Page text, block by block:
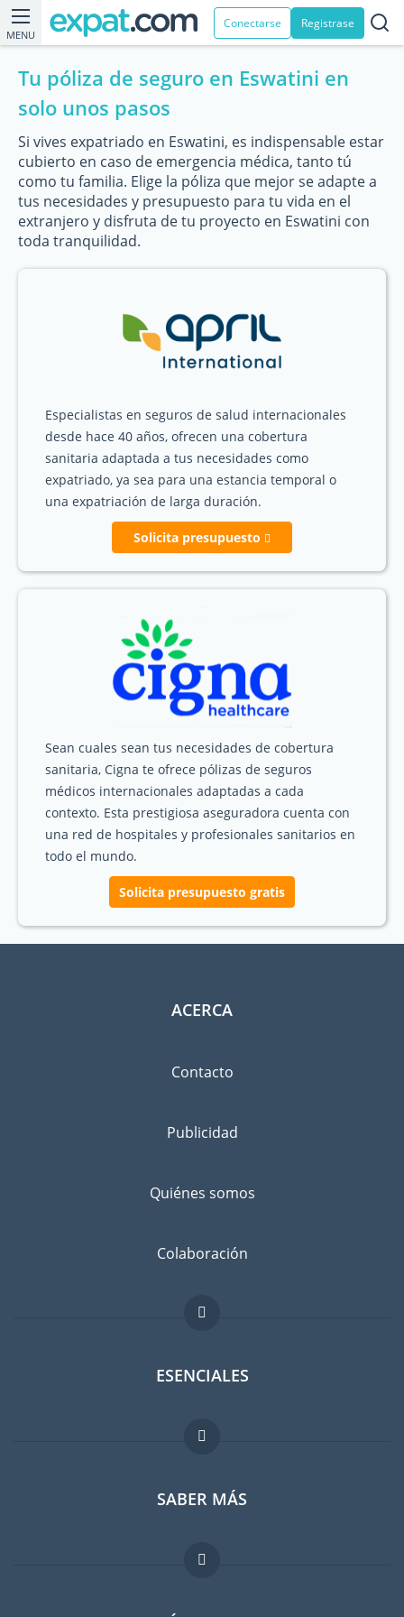
MENU
Conectarse Registrase
Tu póliza de seguro en Eswatini en
solo unos pasos
Si vives expatriado en Eswatini, es indispensable estar
cubierto en caso de emergencia médica, tanto tú
como tu familia. Elige la póliza que mejor se adapte a
tus necesidades y presupuesto para tu vida en el
extranjero y disfruta de tu proyecto en Eswatini con
toda tranquilidad.
Especialistas en seguros de salud internacionales
desde hace 40 años, ofrecen una cobertura
sanitaria adaptada a tus necesidades como
expatriado, ya sea para una estancia temporal o
una expatriación de larga duración.
Solicita presupuesto
Sean cuales sean tus necesidades de cobertura
sanitaria, Cigna te ofrece pólizas de seguros
médicos internacionales adaptadas a cada
contexto. Esta prestigiosa aseguradora cuenta con
una red de hospitales y profesionales sanitarios en
todo el mundo.
Solicita presupuesto gratis
ACERCA
Contacto
Publicidad
Quiénes somos
Colaboración
ESENCIALES
Foro para expatriados
Guia para expatriados
Trabajos en el extranjero
SABER MÁS
FAQ